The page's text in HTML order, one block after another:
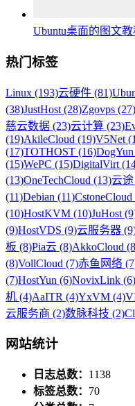
Ubuntu桌面的图文教
热门标签
Linux (193)云硬件 (81)
(38)JustHost (28)Zgovps (27)
慈云数据 (23)云计算 (23)
(19)AkileCloud (19)V5Net
(17)TOTHOST (16)
(15)WePC (15)DigitalVirt
(13)OneTechCloud (13)云途
(11)Debian (11)CstoneCloud
(10)HostKVM (10)JuHost
(9)HostVDS (9)云服务器
板 (8)Pia云 (8)AkkoCloud
(8)VollCloud (7)赤鱼网络
(7)HostYun (6)NovixLink (6)
机 (4)AaITR (4)YxVM (4)
云服务商 (2)数脉科技 (2)
网站统计
日志总数： 1138
标签总数： 70